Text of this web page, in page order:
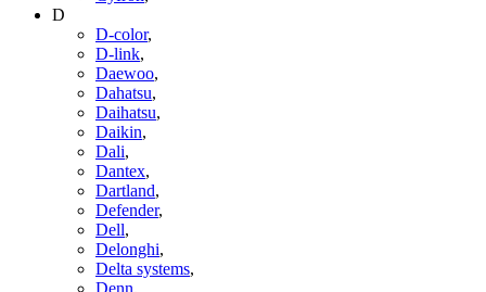
D
D-color,
D-link,
Daewoo,
Dahatsu,
Daihatsu,
Daikin,
Dali,
Dantex,
Dartland,
Defender,
Dell,
Delonghi,
Delta systems,
Denn,